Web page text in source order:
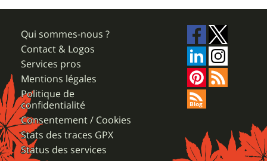
Qui sommes-nous ?
Contact & Logos
Services pros
Mentions légales
Politique de
confidentialité
Consentement / Cookies
Stats des traces GPX
Status des services